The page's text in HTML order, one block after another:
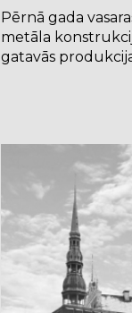
Pērnā gada
metāla
gatavās